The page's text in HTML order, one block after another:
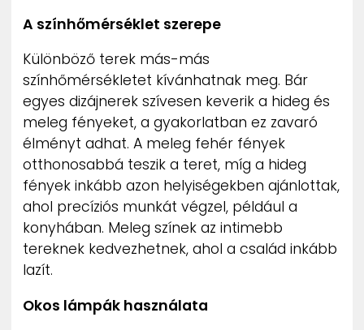
A színhőmérséklet szerepe
Különböző terek más-más
színhőmérsékletet kívánhatnak meg. Bár
egyes dizájnerek szívesen keverik a hideg és
meleg fényeket, a gyakorlatban ez zavaró
élményt adhat. A meleg fehér fények
otthonosabbá teszik a teret, míg a hideg
fények inkább azon helyiségekben ajánlottak,
ahol precíziós munkát végzel, például a
konyhában. Meleg színek az intimebb
tereknek kedvezhetnek, ahol a család inkább
lazít.
Okos lámpák használata